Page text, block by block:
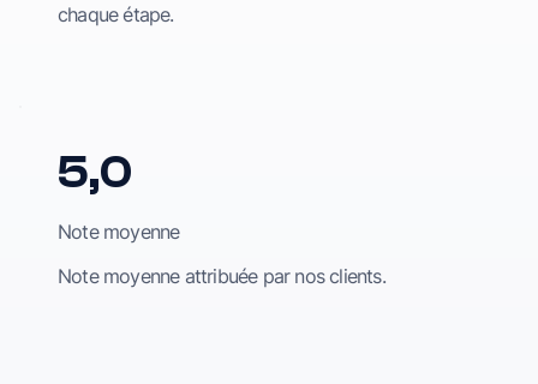
chaque étape.
5,0
Note moyenne
Note moyenne attribuée par nos clients.